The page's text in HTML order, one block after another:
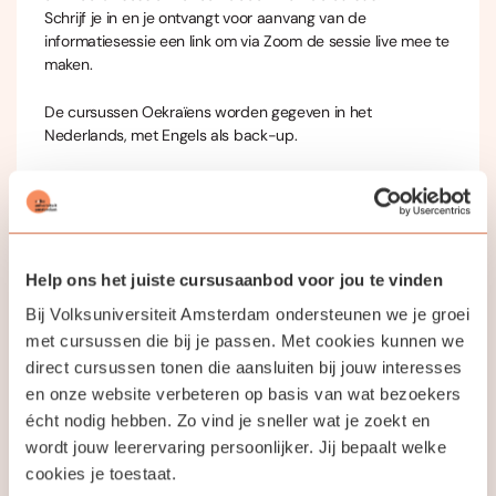
Help ons het juiste cursusaanbod voor jou te vinden
Bij Volksuniversiteit Amsterdam ondersteunen we je groei
met cursussen die bij je passen. Met cookies kunnen we
direct cursussen tonen die aansluiten bij jouw interesses
en onze website verbeteren op basis van wat bezoekers
écht nodig hebben. Zo vind je sneller wat je zoekt en
wordt jouw leerervaring persoonlijker. Jij bepaalt welke
cookies je toestaat.
Schrijf je in en je ontvangt voor aanvang van de
informatiesessie een link om via Zoom de sessie live mee te
maken.
De cursussen Oekraïens worden gegeven in het
Nederlands, met Engels als back-up.
Yuliya Kazanova
Yuliya Kazanova is an experienced language teacher,
scholar of contemporary Ukrainian literature and
professional translator.